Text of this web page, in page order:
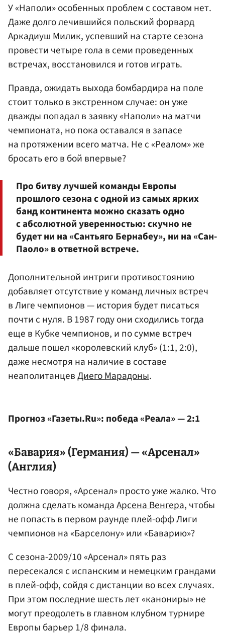
У «Наполи» особенных проблем с составом нет.
Даже долго лечившийся польский форвард
Аркадиуш Милик, успевший на старте сезона
провести четыре гола в семи проведенных
встречах, восстановился и готов играть.
Правда, ожидать выхода бомбардира на поле
стоит только в экстренном случае: он уже
дважды попадал в заявку «Наполи» на матчи
чемпионата, но пока оставался в запасе
на протяжении всего матча. Не с «Реалом» же
бросать его в бой впервые?
Про битву лучшей команды Европы
прошлого сезона с одной из самых ярких
банд континента можно сказать одно
с абсолютной уверенностью: скучно не
будет ни на «Сантьяго Бернабеу», ни на «Сан-
Паоло» в ответной встрече.
Дополнительной интриги противостоянию
добавляет отсутствие у команд личных встреч
в Лиге чемпионов — история будет писаться
почти с нуля. В 1987 году они сходились тогда
еще в Кубке чемпионов, и по сумме встреч
дальше пошел «королевский клуб» (1:1, 2:0),
даже несмотря на наличие в составе
неаполитанцевДиего Марадоны.
Прогноз «Газеты.Ru»: победа «Реала» — 2:1
«Бавария» (Германия) — «Арсенал»
(Англия)
Честно говоря, «Арсенал» просто уже жалко. Что
должна сделать командаАрсена Венгера, чтобы
не попасть в первом раунде плей-офф Лиги
чемпионов на «Барселону» или «Баварию»?
С сезона-2009/10 «Арсенал» пять раз
пересекался с испанским и немецким грандами
в плей-офф, сойдя с дистанции во всех случаях.
При этом последние шесть лет «канониры» не
могут преодолеть в главном клубном турнире
Европы барьер 1/8 финала.